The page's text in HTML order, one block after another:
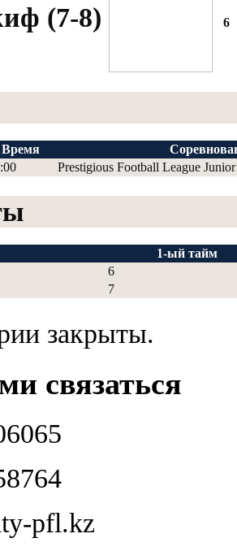
(7-8) 6
Время
Prestigious Football League Junior
1-ый тайм
6
7
закрыты.
связаться
pfl.kz